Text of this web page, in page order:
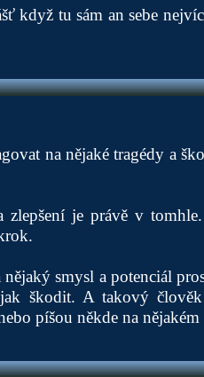
když tu sám an sebe
na nějaké tragédy a
je právě v
smysl a potenciál
škodit. A takový
píšou někde na